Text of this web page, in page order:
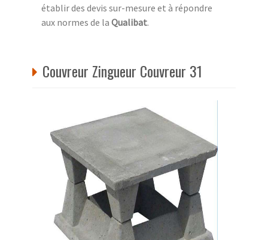
établir des devis sur-mesure et à répondre
aux normes de la Qualibat.
Couvreur Zingueur Couvreur 31